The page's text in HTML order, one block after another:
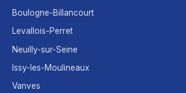
Boulogne-Billancourt
Levallois-Perret
Neuilly-sur-Seine
Issy-les-Moulineaux
Vanves